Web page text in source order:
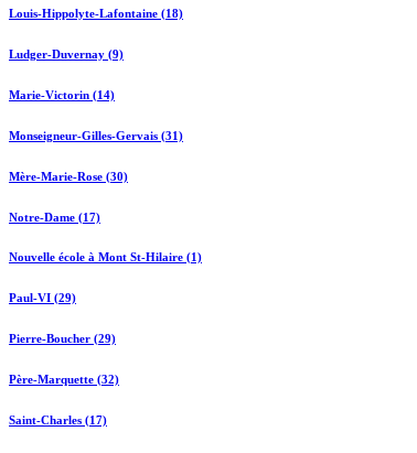
Louis-Hippolyte-Lafontaine (18)
Ludger-Duvernay (9)
Marie-Victorin (14)
Monseigneur-Gilles-Gervais (31)
Mère-Marie-Rose (30)
Notre-Dame (17)
Nouvelle école à Mont St-Hilaire (1)
Paul-VI (29)
Pierre-Boucher (29)
Père-Marquette (32)
Saint-Charles (17)